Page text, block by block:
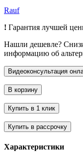
Rauf
! Гарантия лучшей
Нашли дешевле?
информацию об
Характеристики